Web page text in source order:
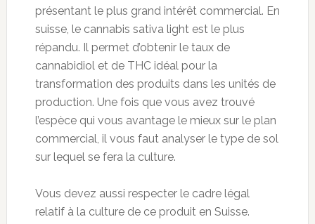
présentant le plus grand intérêt commercial. En
suisse, le cannabis sativa light est le plus
répandu. Il permet d’obtenir le taux de
cannabidiol et de THC idéal pour la
transformation des produits dans les unités de
production. Une fois que vous avez trouvé
l’espèce qui vous avantage le mieux sur le plan
commercial, il vous faut analyser le type de sol
sur lequel se fera la culture.
Vous devez aussi respecter le cadre légal
relatif à la culture de ce produit en Suisse.